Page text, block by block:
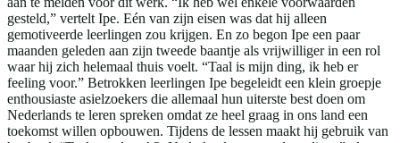
gesteld,” vertelt Ipe. Eén van zijn eisen was dat hij alleen
gemotiveerde leerlingen zou krijgen. En zo begon Ipe een paar
maanden geleden aan zijn tweede baantje als vrijwilliger in een rol
waar hij zich helemaal thuis voelt. “Taal is mijn ding, ik heb er
feeling voor.” Betrokken leerlingen Ipe begeleidt een klein groepje
enthousiaste asielzoekers die allemaal hun uiterste best doen om
Nederlands te leren spreken omdat ze heel graag in ons land een
toekomst willen opbouwen. Tijdens de lessen maakt hij gebruik van